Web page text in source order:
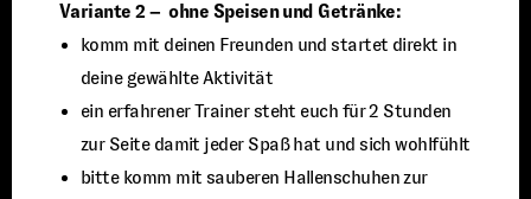
Variante 2 – ohne Speisen und Getränke:
komm mit deinen Freunden und startet direkt in
deine gewählte Aktivität
ein erfahrener Trainer steht euch für 2 Stunden
zur Seite damit jeder Spaß hat und sich wohlfühlt
bitte komm mit sauberen Hallenschuhen zur